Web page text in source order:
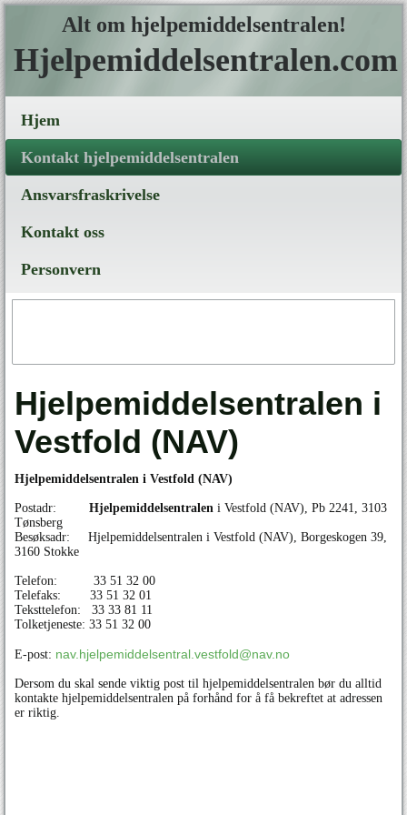
Alt om hjelpemiddelsentralen!
Hjelpemiddelsentralen.com
Hjem
Kontakt hjelpemiddelsentralen
Ansvarsfraskrivelse
Kontakt oss
Personvern
Hjelpemiddelsentralen i
Vestfold (NAV)
Hjelpemiddelsentralen i Vestfold (NAV)
Postadr:Hjelpemiddelsentralen i Vestfold (NAV), Pb 2241, 3103
Tønsberg
Besøksadr: Hjelpemiddelsentralen i Vestfold (NAV), Borgeskogen 39,
3160 Stokke
Telefon: 33 51 32 00
Telefaks: 33 51 32 01
Teksttelefon: 33 33 81 11
Tolketjeneste: 33 51 32 00
E-post: nav.hjelpemiddelsentral.vestfold@nav.no
Dersom du skal sende viktig post til hjelpemiddelsentralen bør du alltid
kontakte hjelpemiddelsentralen på forhånd for å få bekreftet at adressen
er riktig.